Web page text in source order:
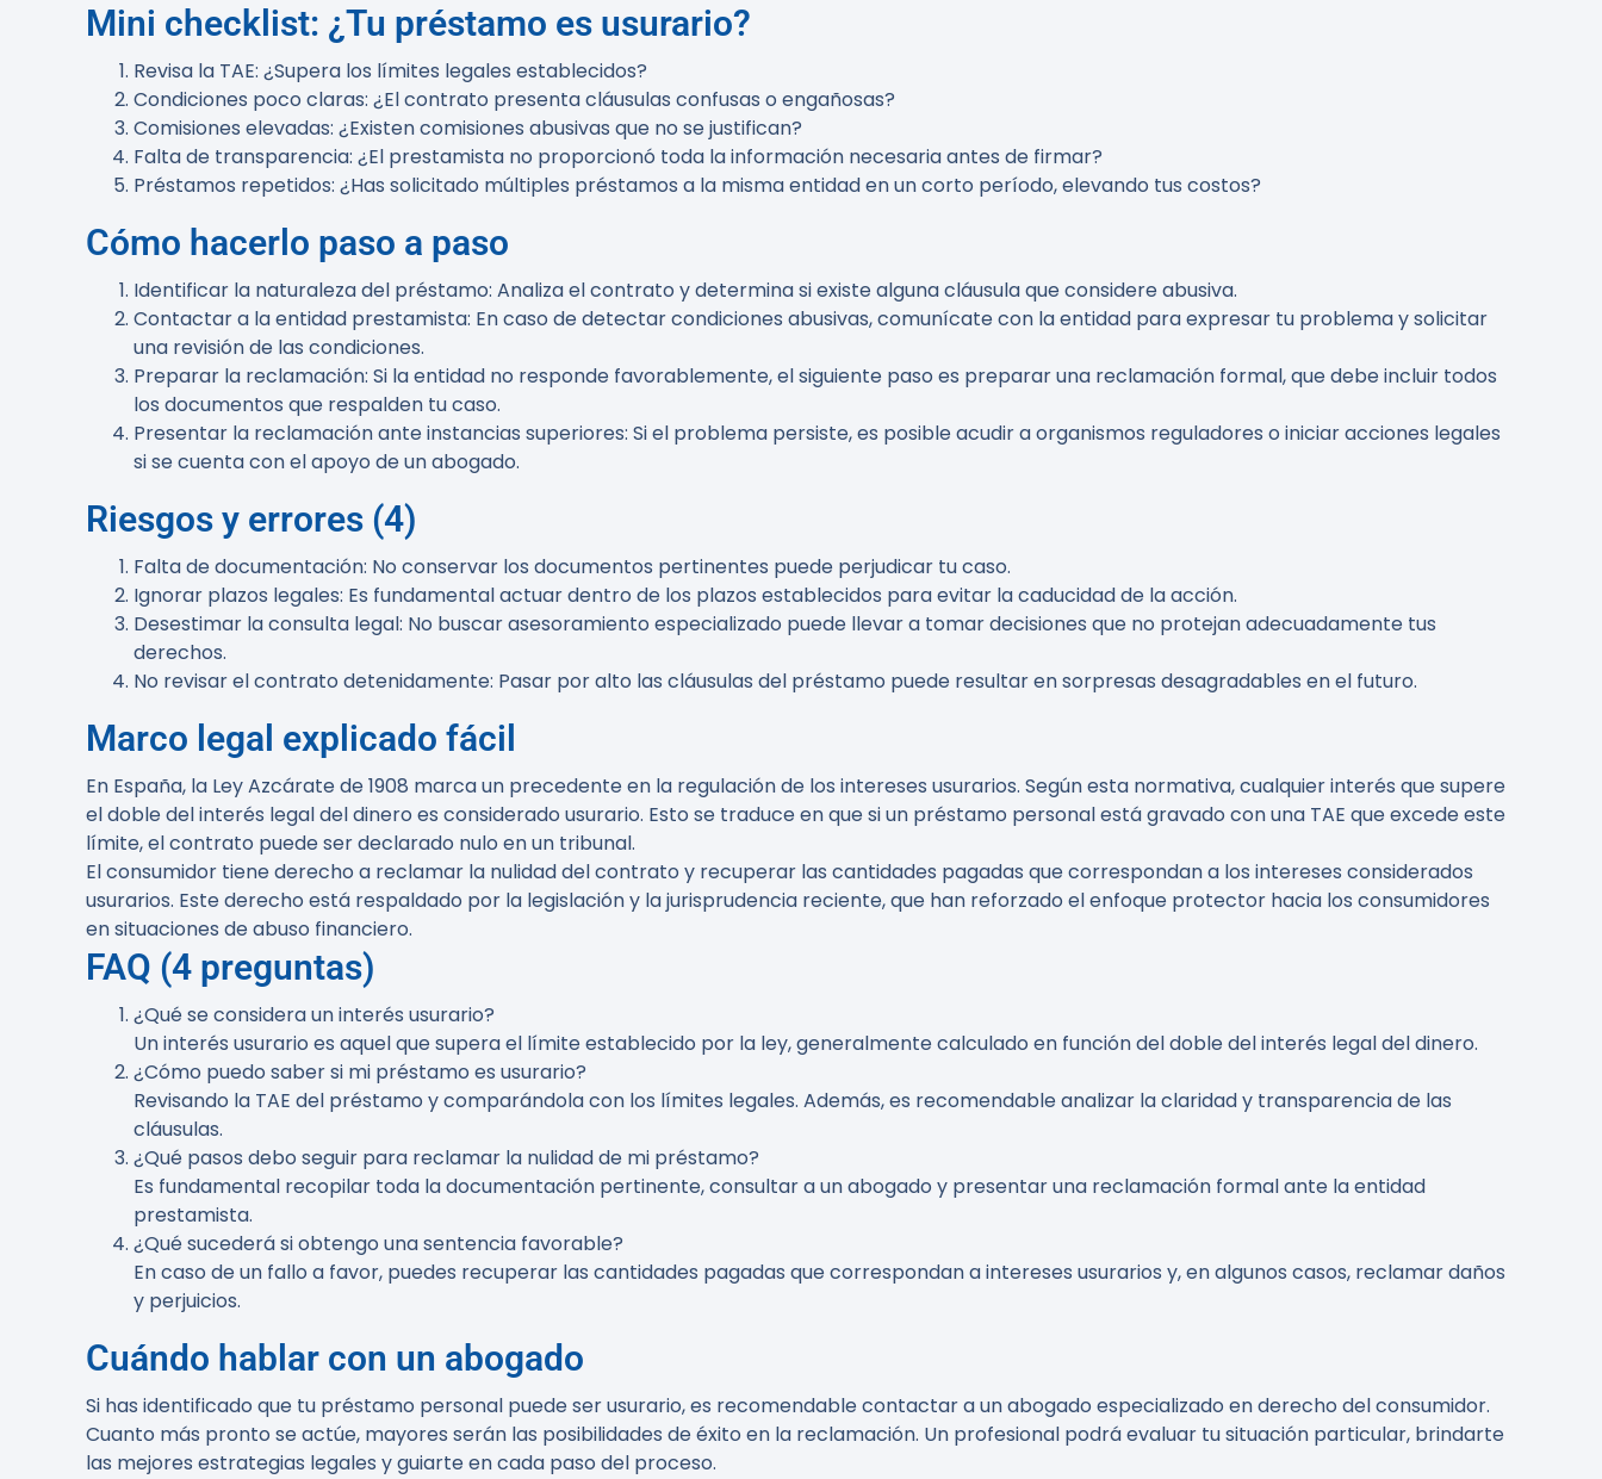
Mini checklist: ¿Tu préstamo es usurario?
Revisa la TAE: ¿Supera los límites legales establecidos?
Condiciones poco claras: ¿El contrato presenta cláusulas confusas o engañosas?
Comisiones elevadas: ¿Existen comisiones abusivas que no se justifican?
Falta de transparencia: ¿El prestamista no proporcionó toda la información necesaria antes de firmar?
Préstamos repetidos: ¿Has solicitado múltiples préstamos a la misma entidad en un corto período, elevando tus costos?
Cómo hacerlo paso a paso
Identificar la naturaleza del préstamo: Analiza el contrato y determina si existe alguna cláusula que considere abusiva.
Contactar a la entidad prestamista: En caso de detectar condiciones abusivas, comunícate con la entidad para expresar tu problema y solicitar
una revisión de las condiciones.
Preparar la reclamación: Si la entidad no responde favorablemente, el siguiente paso es preparar una reclamación formal, que debe incluir todos
los documentos que respalden tu caso.
Presentar la reclamación ante instancias superiores: Si el problema persiste, es posible acudir a organismos reguladores o iniciar acciones legales
si se cuenta con el apoyo de un abogado.
Riesgos y errores (4)
Falta de documentación: No conservar los documentos pertinentes puede perjudicar tu caso.
Ignorar plazos legales: Es fundamental actuar dentro de los plazos establecidos para evitar la caducidad de la acción.
Desestimar la consulta legal: No buscar asesoramiento especializado puede llevar a tomar decisiones que no protejan adecuadamente tus
derechos.
No revisar el contrato detenidamente: Pasar por alto las cláusulas del préstamo puede resultar en sorpresas desagradables en el futuro.
Marco legal explicado fácil
En España, la Ley Azcárate de 1908 marca un precedente en la regulación de los intereses usurarios. Según esta normativa, cualquier interés que supere
el doble del interés legal del dinero es considerado usurario. Esto se traduce en que si un préstamo personal está gravado con una TAE que excede este
límite, el contrato puede ser declarado nulo en un tribunal.
El consumidor tiene derecho a reclamar la nulidad del contrato y recuperar las cantidades pagadas que correspondan a los intereses considerados
usurarios. Este derecho está respaldado por la legislación y la jurisprudencia reciente, que han reforzado el enfoque protector hacia los consumidores
en situaciones de abuso financiero.
FAQ (4 preguntas)
¿Qué se considera un interés usurario?
Un interés usurario es aquel que supera el límite establecido por la ley, generalmente calculado en función del doble del interés legal del dinero.
¿Cómo puedo saber si mi préstamo es usurario?
Revisando la TAE del préstamo y comparándola con los límites legales. Además, es recomendable analizar la claridad y transparencia de las
cláusulas.
¿Qué pasos debo seguir para reclamar la nulidad de mi préstamo?
Es fundamental recopilar toda la documentación pertinente, consultar a un abogado y presentar una reclamación formal ante la entidad
prestamista.
¿Qué sucederá si obtengo una sentencia favorable?
En caso de un fallo a favor, puedes recuperar las cantidades pagadas que correspondan a intereses usurarios y, en algunos casos, reclamar daños
y perjuicios.
Cuándo hablar con un abogado
Si has identificado que tu préstamo personal puede ser usurario, es recomendable contactar a un abogado especializado en derecho del consumidor.
Cuanto más pronto se actúe, mayores serán las posibilidades de éxito en la reclamación. Un profesional podrá evaluar tu situación particular, brindarte
las mejores estrategias legales y guiarte en cada paso del proceso.